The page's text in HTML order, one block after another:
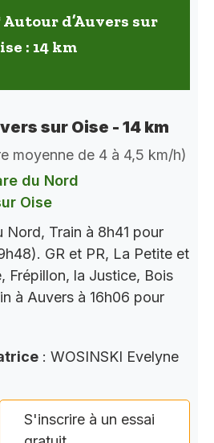
Autour d’Auvers sur
: 14 km
sur Oise - 14 km
moyenne de 4 à 4,5 km/h)
du Nord
Oise
Nord, Train à 8h41 pour
GR et PR, La Petite et
Frépillon, la Justice, Bois
à Auvers à 16h06 pour
: WOSINSKI Evelyne
S'inscrire à un essai